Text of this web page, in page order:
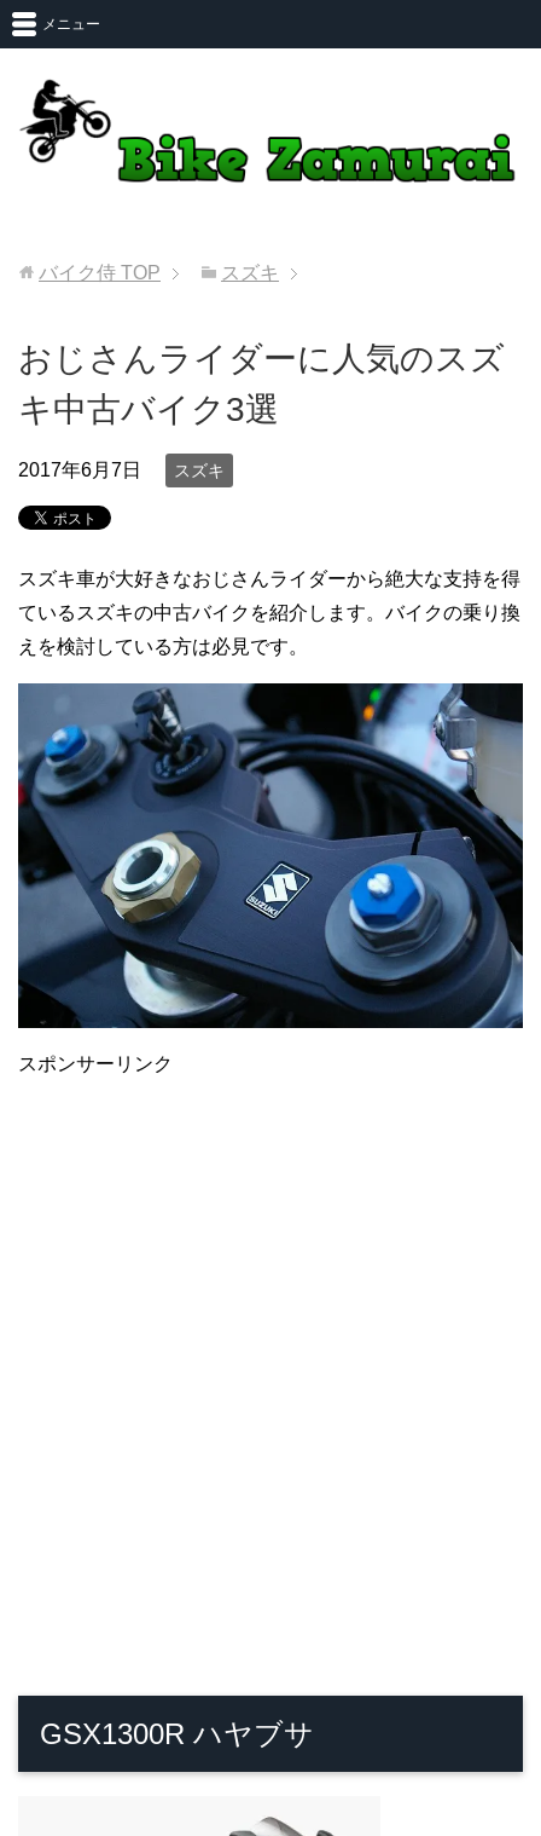
メニュー
バイク侍 TOP スズキ
おじさんライダーに人気のスズ
キ中古バイク3選
2017年6月7日 スズキ
スズキ車が大好きなおじさんライダーから絶大な支持を得
ているスズキの中古バイクを紹介します。バイクの乗り換
えを検討している方は必見です。
スポンサーリンク
GSX1300R ハヤブサ